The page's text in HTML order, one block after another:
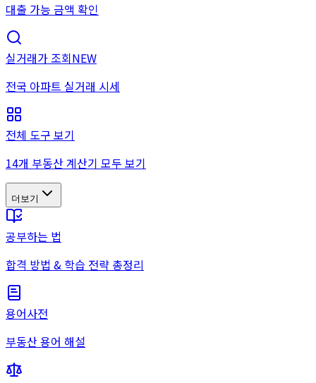
대출 가능 금액 확인
실거래가 조회NEW
전국 아파트 실거래 시세
전체 도구 보기
14개 부동산 계산기 모두 보기
더보기
공부하는 법
합격 방법 & 학습 전략 총정리
용어사전
부동산 용어 해설